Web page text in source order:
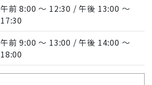
午前 8:00 〜 12:30 / 午後 13:00 〜
17:30
午前 9:00 〜 13:00 / 午後 14:00 〜
18:00